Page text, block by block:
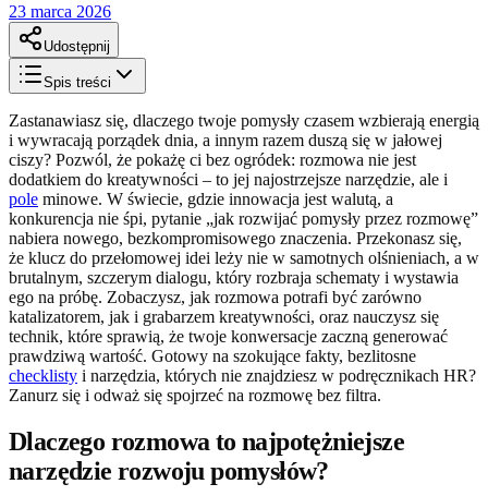
23 marca 2026
Udostępnij
Spis treści
Zastanawiasz się, dlaczego twoje pomysły czasem wzbierają energią
i wywracają porządek dnia, a innym razem duszą się w jałowej
ciszy? Pozwól, że pokażę ci bez ogródek: rozmowa nie jest
dodatkiem do kreatywności – to jej najostrzejsze narzędzie, ale i
pole minowe. W świecie, gdzie innowacja jest walutą, a
konkurencja nie śpi, pytanie „jak rozwijać pomysły przez rozmowę”
nabiera nowego, bezkompromisowego znaczenia. Przekonasz się,
że klucz do przełomowej idei leży nie w samotnych olśnieniach, a w
brutalnym, szczerym dialogu, który rozbraja schematy i wystawia
ego na próbę. Zobaczysz, jak rozmowa potrafi być zarówno
katalizatorem, jak i grabarzem kreatywności, oraz nauczysz się
technik, które sprawią, że twoje konwersacje zaczną generować
prawdziwą wartość. Gotowy na szokujące fakty, bezlitosne
checklisty i narzędzia, których nie znajdziesz w podręcznikach HR?
Zanurz się i odważ się spojrzeć na rozmowę bez filtra.
Dlaczego rozmowa to najpotężniejsze
narzędzie rozwoju pomysłów?